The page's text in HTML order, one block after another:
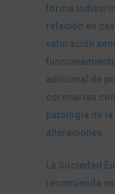
forma
relación en
valoración
adicional de
coronarias
patología de
alteraciones.
La Sociedad
recomienda